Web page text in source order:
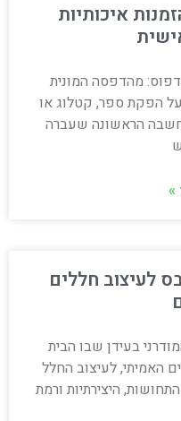
איכותיות
מהדפסה המונית
הפקת ספר, קטלוג או
הראשונה שעברה
»
לעיצוב חללים
בעידן שבו הבית
האמיתי, לעיצוב החלל
היצירתיות ורמת